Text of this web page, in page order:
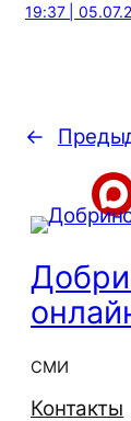
19:37 |
←
СМИ
Контакты